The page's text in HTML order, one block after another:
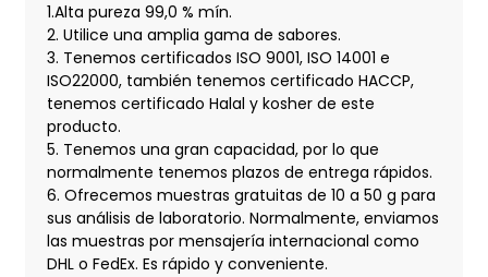
1.Alta pureza 99,0 % mín.
2. Utilice una amplia gama de sabores.
3. Tenemos certificados ISO 9001, ISO 14001 e
ISO22000, también tenemos certificado HACCP,
tenemos certificado Halal y kosher de este
producto.
5. Tenemos una gran capacidad, por lo que
normalmente tenemos plazos de entrega rápidos.
6. Ofrecemos muestras gratuitas de 10 a 50 g para
sus análisis de laboratorio. Normalmente, enviamos
las muestras por mensajería internacional como
DHL o FedEx. Es rápido y conveniente.